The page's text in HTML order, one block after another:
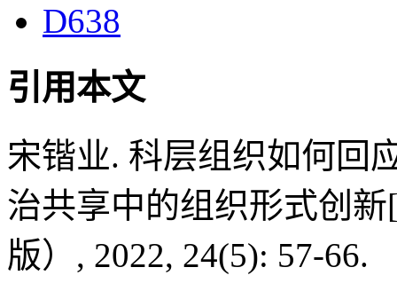
D638
引用本文
宋锴业. 科层组织如何
治共享中的组织形式创
版）, 2022, 24(5): 57-66.